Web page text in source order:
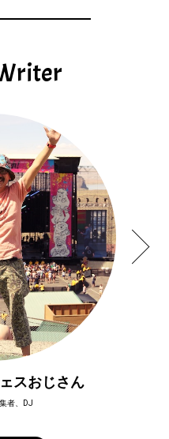
スおじさん
者、DJ